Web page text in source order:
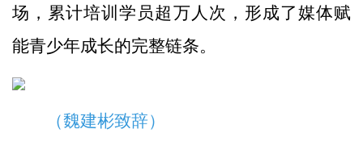
场，累计培训学员超万人次，形成了媒体赋
能青少年成长的完整链条。
（魏建彬致辞）